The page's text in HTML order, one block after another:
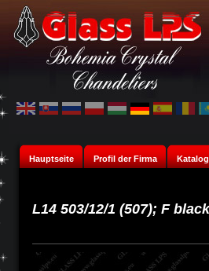
Hauptseite Profil der Firma Katalog
L14 503/12/1 (507); F